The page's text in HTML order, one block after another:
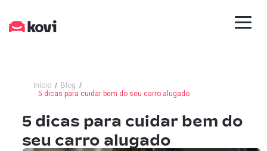
Início
Blog
5 dicas para cuidar bem do seu carro alugado
5 dicas para cuidar bem do
seu carro alugado